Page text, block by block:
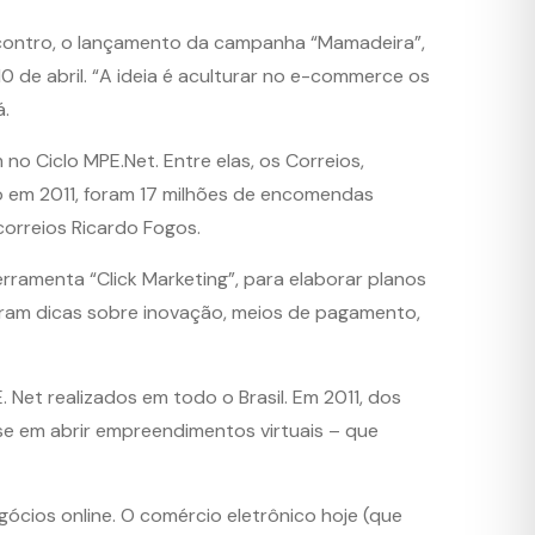
o lançamento da campanha “Mamadeira”,
abril. “A ideia é aculturar no e-commerce os
Ciclo MPE.Net. Entre elas, os Correios,
2011, foram 17 milhões de encomendas
Ricardo Fogos.
“Click Marketing”, para elaborar planos
dicas sobre inovação, meios de pagamento,
realizados em todo o Brasil. Em 2011, dos
em abrir empreendimentos virtuais – que
online. O comércio eletrônico hoje (que